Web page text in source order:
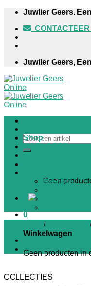
Skip
content
Juwlier Geers,
CONTACTEER
Juwlier Geers,
Zoeken
naar:
Geen
0
Winkelwagen
Geen producten in
Shop
HORLOGES
Over ons
/ /
COLLECTIES